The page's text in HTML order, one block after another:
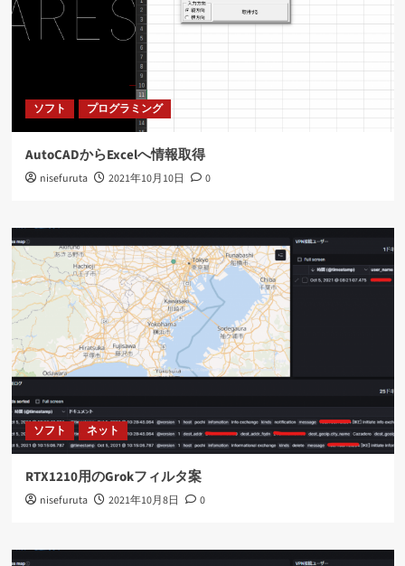
ソフト プログラミング
AutoCADからExcelへ情報取得
nisefuruta 2021年10月10日 0
ソフト ネット
RTX1210用のGrokフィルタ案
nisefuruta 2021年10月8日 0